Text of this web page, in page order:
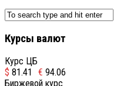
Курсы валют
Курс ЦБ
$ 81.41 € 94.06
Биржевой курс